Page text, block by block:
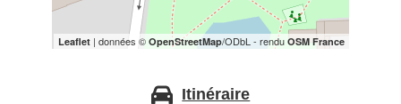
Leaflet | données © OpenStreetMap/ODbL - rendu OSM France
Itinéraire